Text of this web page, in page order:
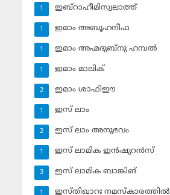
ഇബ്‌റാഹീമിസ്വലാത്ത്
1
ഇമാം അബൂഹനീഫ
1
ഇമാം അഹ്മദുബ്‌നു ഹമ്പല്‍
1
ഇമാം മാലിക്
1
ഇമാം ശാഫിഈ
2
ഇസ് ലാം
1
ഇസ് ലാം അനുഭവം
2
ഇസ് ലാമിക ഇന്‍ഷുറന്‍സ്‌
1
ഇസ് ലാമിക ബാങ്കിങ്‌
3
ഇസ്തിഖാറഃ നമസ്‌കാരത്തില്‍
1